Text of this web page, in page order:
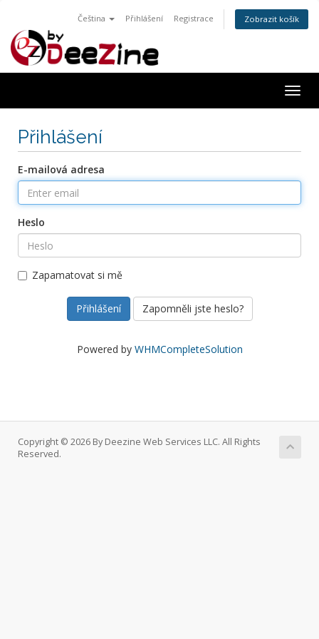
Čeština Přihlášení Registrace Zobrazit košík
Přihlášení
E-mailová adresa
Heslo
Zapamatovat si mě
Zapomněli jste heslo?
Powered by WHMCompleteSolution
Copyright © 2026 By Deezine Web Services LLC. All Rights
Reserved.